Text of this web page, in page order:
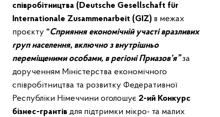
співробітництва (Deutsche Gesellschaft für
Internationale Zusammenarbeit (GIZ) в межах
проєкту “Сприяння економічній участі вразливих
груп населення, включно з внутрішньо
переміщеними особами, в регіоні Приазов’я”за
дорученням Міністерства економічного
співробітництва та розвитку Федеративної
Республіки Німеччини оголошує 2-ий Конкурс
бізнес-грантів для підтримки мікро- та малих